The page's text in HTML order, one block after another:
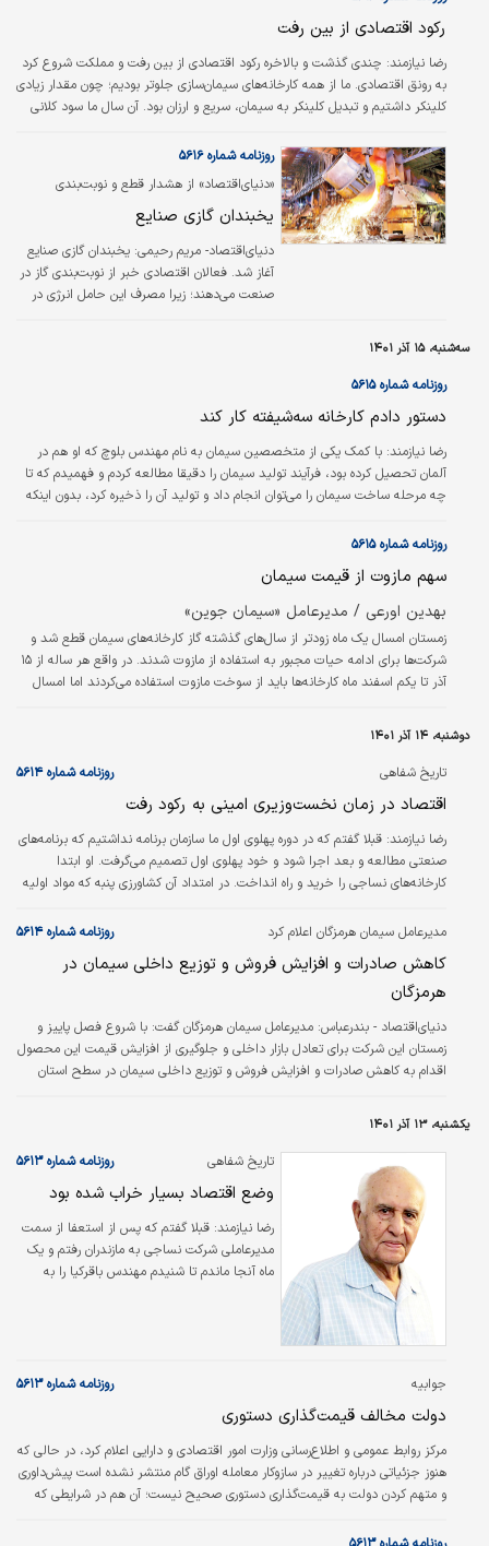
رکود اقتصادی از بین رفت
رضا نیازمند: چندی گذشت و بالاخره رکود اقتصادی از بین رفت و مملکت شروع کرد
به رونق اقتصادی. ما از همه کارخانه‌های سیمان‌سازی جلوتر بودیم؛ چون مقدار زیادی
کلینکر داشتیم و تبدیل کلینکر به سیمان، سریع و ارزان بود. آن سال‌ ما سود کلانی
دولت جواهرات سلطنتی را در بانک مرکزی به‌عنوان پشتوانه اسکناس ذخیره کرده
بودند مجددا توسط یک موسسه مشهور فرانسوی آنها را ارزیابی کرد. معلوم شد
قیمت جواهرات ۳۵۰میلیون تومان بالاتر رفته است. (تعجب نکنید…
«دنیای‌اقتصاد» از هشدار قطع و نوبت‌بندی
سوخت به بنگاه‌های تولیدی گزارش می‌دهد
روزنامه شماره ۵۶۱۶
یخبندان گازی صنایع
دنیای‌اقتصاد- مریم رحیمی: یخبندان گازی صنایع
آغاز شد. فعالان اقتصادی خبر از نوبت‌بندی گاز در
صنعت می‌دهند؛ زیرا مصرف این حامل انرژی در
محدودیت‌های گاز، صنایع پتروشیمی پیش از همه
با نوبت‌بندی گاز مواجه شده‌اند. پس از صنایع
پتروشیمی، رتبه دوم اعمال محدودیت مربوط به
فولادی‌ها و سیمانی‌هاست. فعالان اقتصادی
سه‌شنبه، ۱۵ آذر ۱۴۰۱
روزنامه شماره ۵۶۱۵
دستور دادم کارخانه سه‌شیفته کار کند
رضا نیازمند: با کمک یکی از متخصصین سیمان به نام مهندس بلوچ که او هم در
آلمان تحصیل کرده بود، فرآیند تولید سیمان را دقیقا مطالعه کردم و فهمیدم که تا
چه مرحله ساخت سیمان را می‌توان انجام داد و تولید آن را ذخیره کرد، بدون اینکه
تولید سیمان بود. دستور دادم که کارخانه در سه شیفت کلینکر تولید کند و ذخیره
داشتیم و به هر صورت باید دستمزد آنها را می‌دادیم.…
روزنامه شماره ۵۶۱۵
سهم مازوت از قیمت سیمان
بهدين اورعي / مديرعامل «سيمان جوين»
زمستان امسال یک ماه زودتر از سال‌های گذشته گاز کارخانه‌های سیمان قطع شد و
شرکت‌ها برای ادامه حیات مجبور به استفاده از مازوت شدند. در واقع هر ساله از ۱۵
آذر تا یکم اسفند ماه کارخانه‌ها باید از سوخت مازوت استفاده می‌کردند اما امسال
خرید تجهیزات به خاطر تحریم‌ها و مشکلات مالی نیستند، پالایشگاه‌ها هم برای
تامین قطعات با مشکلات مختلفی دست و پنجه نرم می‌کنند و همین امر میزان
تولید گاز را با کاهش مواجه کرده است.
دوشنبه، ۱۴ آذر ۱۴۰۱
تاریخ شفاهی
(۸۲)
روزنامه شماره ۵۶۱۴
اقتصاد در زمان نخست‌وزیری امینی به رکود رفت
رضا نيازمند: قبلا گفتم که در دوره پهلوی اول ما سازمان برنامه نداشتیم که برنامه‌های
صنعتی مطالعه و بعد اجرا شود و خود پهلوی اول تصمیم می‌گرفت. او ابتدا
کارخانه‌های نساجی را خرید و راه‌ انداخت. در امتداد آن کشاورزی پنبه که مواد اولیه
چغندر بود که کشت چغندر قند‌ توسعه یافت. بعد که کمی وضع مردم بهتر شده
خانه‌سازی با سیمان رواج یابد. کارخانه‌های سیمان با سود…
مدیرعامل سیمان هرمزگان اعلام کرد روزنامه شماره ۵۶۱۴
کاهش صادرات و افزایش فروش و توزیع داخلی سیمان در
هرمزگان
دنیای‌اقتصاد - بندرعباس: مدیرعامل سیمان هرمزگان گفت: با شروع فصل پاییز و
زمستان این شرکت برای تعادل بازار داخلی و جلوگیری از افزایش قیمت این محصول
اقدام به کاهش صادرات و افزایش فروش و توزیع داخلی سیمان در سطح استان
یکشنبه، ۱۳ آذر ۱۴۰۱
تاریخ شفاهی
روزنامه شماره ۵۶۱۳
وضع اقتصاد بسیار خراب شده بود
رضا نيازمند: قبلا گفتم که پس از استعفا از سمت
مدیرعاملی شرکت نساجی به مازندران رفتم و یک
ماه آنجا ماندم تا شنیدم مهندس باقر‌کیا را به
جوابیه روزنامه شماره ۵۶۱۳
دولت مخالف قیمت‌گذاری دستوری
مرکز روابط عمومی و اطلاع‏‏‌رسانی وزارت امور اقتصادی و دارایی اعلام کرد، در حالی که
هنوز جزئیاتی درباره تغییر در سازوکار معامله اوراق گام منتشر نشده است پیش‌داوری
و متهم کردن دولت به قیمت‌گذاری دستوری صحیح نیست؛ آن هم در شرایطی که
دستوری نشان داده است.